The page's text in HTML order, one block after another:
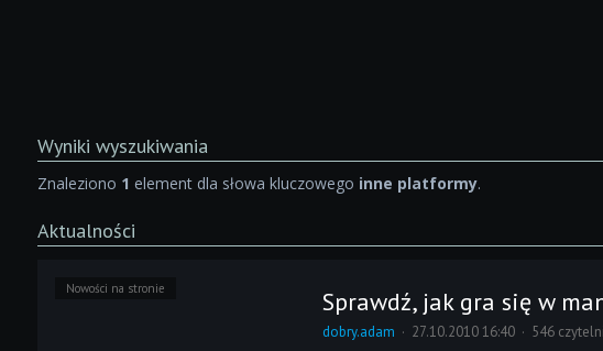
Wyniki wyszukiwania
Znaleziono 1 element dla słowa kluczowego inne platformy.
Aktualności
Nowości na stronie Sprawdź, jak gra się w
dobry.adam 27.10.2010 16:40 546